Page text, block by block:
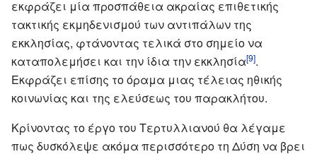
εκφράζει μία προσπάθεια ακραίας επιθετικής
τακτικής εκμηδενισμού των αντιπάλων της
εκκλησίας, φτάνοντας τελικά στο σημείο να
καταπολεμήσει και την ίδια την εκκλησία[9].
Εκφράζει επίσης το όραμα μιας τέλειας ηθικής
κοινωνίας και της ελεύσεως του παρακλήτου.
Κρίνοντας το έργο του Τερτυλλιανού θα λέγαμε
πως δυσκόλεψε ακόμα περισσότερο τη Δύση να βρει